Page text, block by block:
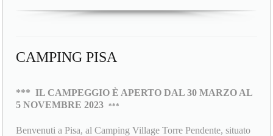
CAMPING PISA
*** IL CAMPEGGIO È APERTO DAL 30 MARZO AL
5 NOVEMBRE 2023
***
Benvenuti a Pisa, al Camping Village Torre Pendente, situato